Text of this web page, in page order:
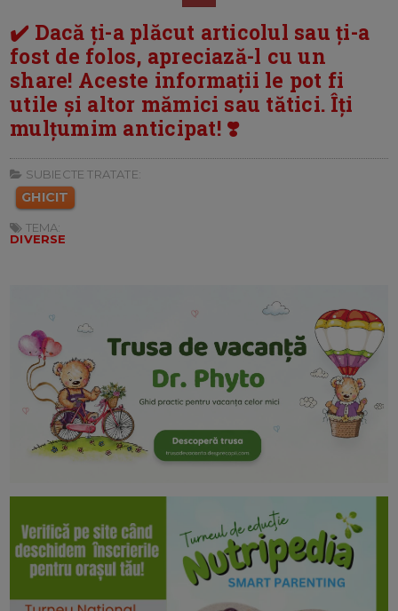
✔️ Dacă ți-a plăcut articolul sau ți-a
fost de folos, apreciază-l cu un
share! Aceste informații le pot fi
utile și altor mămici sau tătici. Îți
mulțumim anticipat! ❣️
SUBIECTE TRATATE:
GHICIT
TEMA:
DIVERSE